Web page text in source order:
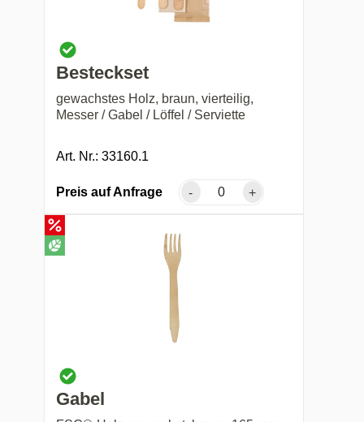
Besteckset
gewachstes Holz, braun, vierteilig,
Messer / Gabel / Löffel / Serviette
Art. Nr.: 33160.1
Preis auf Anfrage - +
Gabel